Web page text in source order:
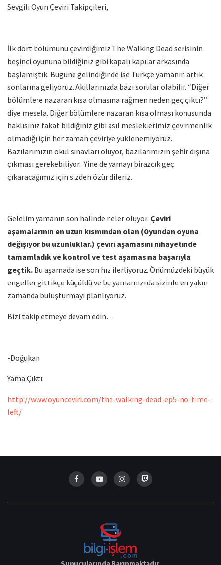
Sevgili Oyun Çeviri Takipçileri,
İlk dört bölümünü çevirdiğimiz The Walking Dead serisinin
beşinci oyununa bildiğiniz gibi kapalı kapılar arkasında
başlamıştık. Bugüne gelindiğinde ise Türkçe yamanın artık
sonlarına geliyoruz. Akıllarınızda bazı sorular olabilir. “Diğer
bölümlere nazaran kısa olmasına rağmen neden geç çıktı?”
diye mesela. Diğer bölümlere nazaran kısa olması konusunda
haklısınız fakat bildiğiniz gibi asıl mesleklerimiz çevirmenlik
olmadığı için her zaman çeviriye yüklenemiyoruz.
Bazılarımızın okul sınavları oluyor, bazılarımızın şehir dışına
çıkması gerekebiliyor. Yine de yamayı birazcık geç
çıkaracağımız için sizden özür dileriz.
Gelelim yamanın son halinde neler oluyor: Çeviri
aşamalarının en uzun kısmından olan (Oyundan oyuna
değişiyor bu uzunluklar.) çeviri aşamasını nihayetinde
tamamladık ve kontrol ve test aşamasına başarıyla
geçtik. Bu aşamada ise son hız ilerliyoruz. Önümüzdeki büyük
engeller gittikçe küçüldü ve bu yamamızı da sizinle en yakın
zamanda buluşturmayı planlıyoruz.
Bizi takip etmeye devam edin…
-Doğukan
Yama Çıktı:
http://www.oyunceviri.com/the-walking-dead-ep5-no-time-
left/